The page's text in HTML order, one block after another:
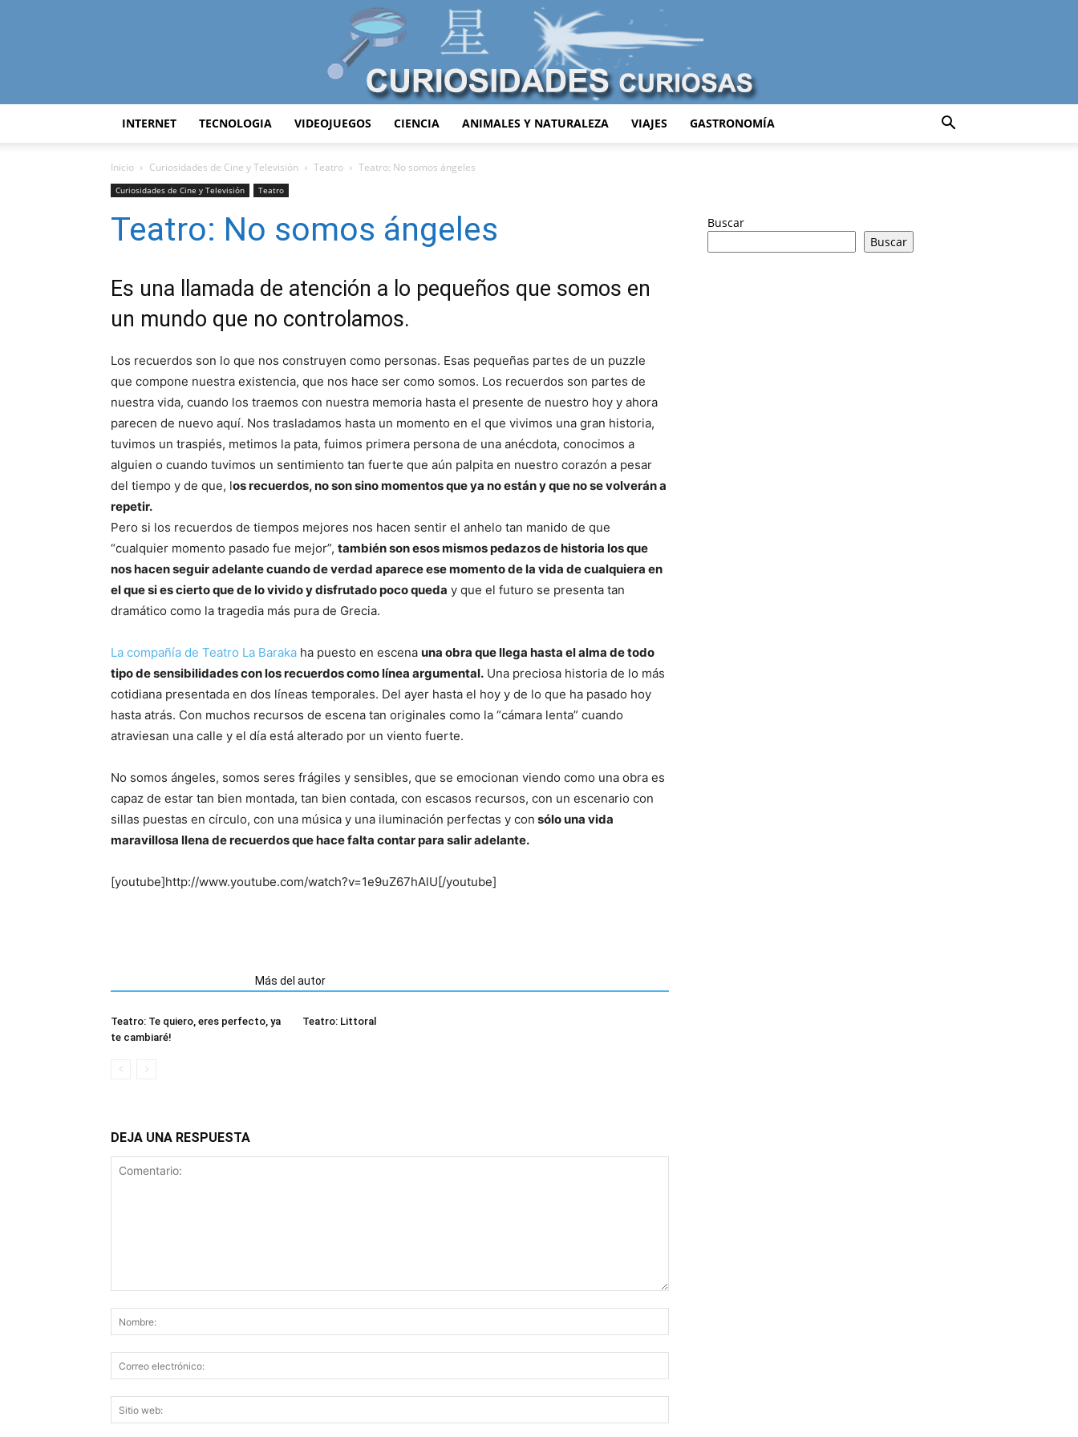
del
Mundo
INTERNET TECNOLOGIA VIDEOJUEGOS CIENCIA ANIMALES Y NATURALEZA VIAJES GASTRONOMÍA
Inicio Curiosidades de Cine y Televisión Teatro Teatro: No somos ángeles
Curiosidades de Cine y Televisión Teatro
Teatro: No somos ángeles
Es una llamada de atención a lo pequeños que somos en
un mundo que no controlamos.
Los recuerdos son lo que nos construyen como personas. Esas pequeñas partes de un puzzle
que compone nuestra existencia, que nos hace ser como somos. Los recuerdos son partes de
nuestra vida, cuando los traemos con nuestra memoria hasta el presente de nuestro hoy y ahora
parecen de nuevo aquí. Nos trasladamos hasta un momento en el que vivimos una gran historia,
tuvimos un traspiés, metimos la pata, fuimos primera persona de una anécdota, conocimos a
alguien o cuando tuvimos un sentimiento tan fuerte que aún palpita en nuestro corazón a pesar
del tiempo y de que, los recuerdos, no son sino momentos que ya no están y que no se volverán a
repetir.
Pero si los recuerdos de tiempos mejores nos hacen sentir el anhelo tan manido de que
“cualquier momento pasado fue mejor”, también son esos mismos pedazos de historia los que
nos hacen seguir adelante cuando de verdad aparece ese momento de la vida de cualquiera en
el que si es cierto que de lo vivido y disfrutado poco queda y que el futuro se presenta tan
dramático como la tragedia más pura de Grecia.
La compañía de Teatro La Baraka ha puesto en escena una obra que llega hasta el alma de todo
tipo de sensibilidades con los recuerdos como línea argumental. Una preciosa historia de lo más
cotidiana presentada en dos líneas temporales. Del ayer hasta el hoy y de lo que ha pasado hoy
hasta atrás. Con muchos recursos de escena tan originales como la “cámara lenta” cuando
atraviesan una calle y el día está alterado por un viento fuerte.
No somos ángeles, somos seres frágiles y sensibles, que se emocionan viendo como una obra es
capaz de estar tan bien montada, tan bien contada, con escasos recursos, con un escenario con
sillas puestas en círculo, con una música y una iluminación perfectas y con sólo una vida
maravillosa llena de recuerdos que hace falta contar para salir adelante.
[youtube]http://www.youtube.com/watch?v=1e9uZ67hAlU[/youtube]
Más del autor
Teatro: Te quiero, eres perfecto, ya
te cambiaré!
Teatro: Littoral
DEJA UNA RESPUESTA
Buscar
Buscar